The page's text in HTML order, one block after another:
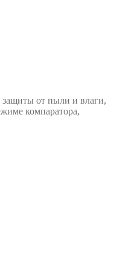
от пыли и влаги,
компаратора,